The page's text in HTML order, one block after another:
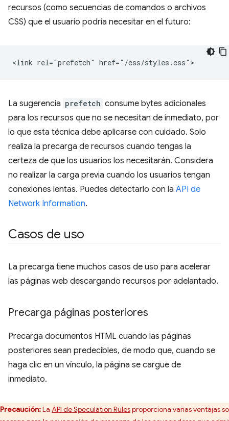
recursos (como secuencias de comandos o archivos
CSS) que el usuario podría necesitar en el futuro:
La sugerencia prefetch consume bytes adicionales
para los recursos que no se necesitan de inmediato, por
lo que esta técnica debe aplicarse con cuidado. Solo
realiza la precarga de recursos cuando tengas la
certeza de que los usuarios los necesitarán. Considera
no realizar la carga previa cuando los usuarios tengan
conexiones lentas. Puedes detectarlo con la API de
Network Information.
Casos de uso
La precarga tiene muchos casos de uso para acelerar
las páginas web descargando recursos por adelantado.
Precarga páginas posteriores
Precarga documentos HTML cuando las páginas
posteriores sean predecibles, de modo que, cuando se
haga clic en un vínculo, la página se cargue de
inmediato.
Precaución:La API de Speculation Rulesproporciona varias ventajas